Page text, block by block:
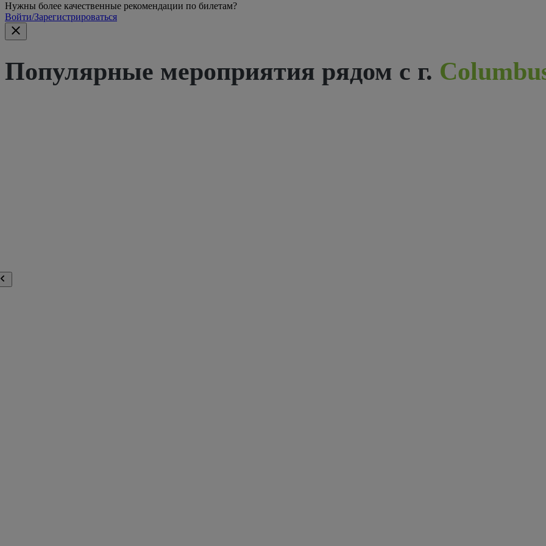
Нужны более качественные рекомендации по билетам?
Войти/Зарегистрироваться
Популярные мероприятия рядом с г.